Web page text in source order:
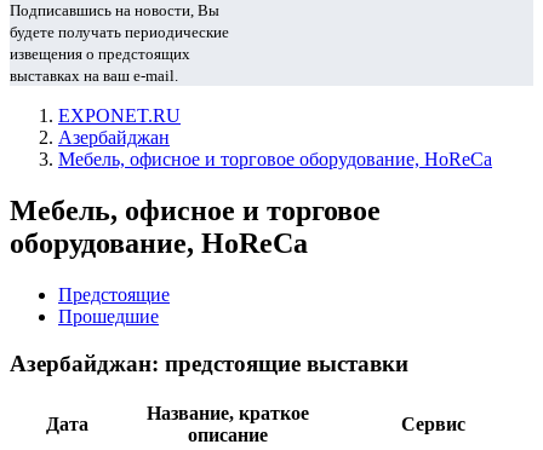
Подписавшись на новости, Вы
будете получать периодические
извещения о предстоящих
выставках на ваш e-mail.
EXPONET.RU
Азербайджан
Мебель, офисное и торговое оборудование, HoReCa
Мебель, офисное и торговое
оборудование, HoReCa
Предстоящие
Прошедшие
Азербайджан: предстоящие выставки
Дата
Название, краткое
описание
Сервис